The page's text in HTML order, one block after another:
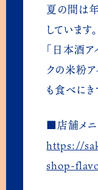
ICE CREAM OEM
オンラインシ
ONLINE SHOPS
Amazon
夏の間は
していま
「日本酒ア
クの米粉
も食べにき
■店舗メニ
https://
shop-